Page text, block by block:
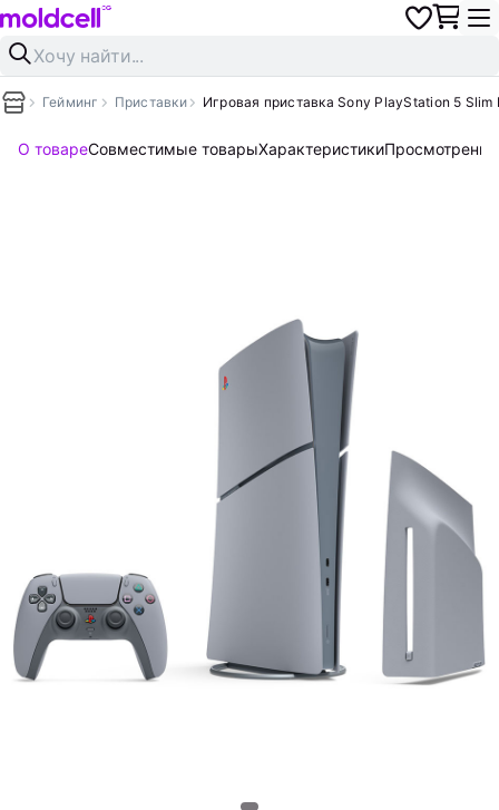
Гейминг Приставки Игровая приставка Sony PlayStation 5
О товареСовместимые товарыХарактеристики